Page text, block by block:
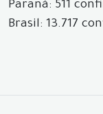
Paraná: 511
Brasil: 13.717